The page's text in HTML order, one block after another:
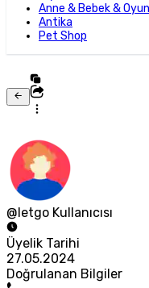
Anne & Bebek &
Antika
Pet Shop
@letgo Kullanıcısı
Üyelik Tarihi
27.05.2024
Doğrulanan Bilgiler